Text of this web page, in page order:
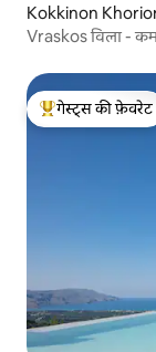
Kokkinon
Vraskos विला -
गेस्ट्स का टॉप
गेस्ट्स की फ़ेवरेट